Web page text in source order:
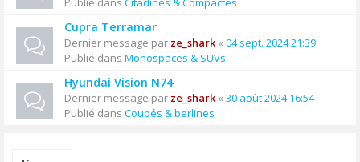
Cupra Terramar
Dernier message par ze_shark« 04 sept. 2024 21:39
Publié dans Monospaces & SUVs
Hyundai Vision N74
Dernier message par ze_shark« 30 août 2024 16:54
Publié dans Coupés & berlines